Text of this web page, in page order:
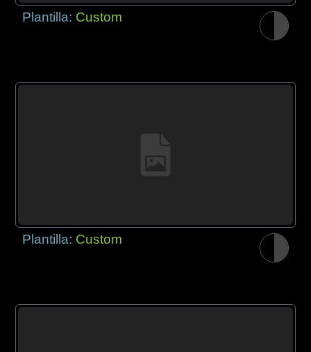
Plantilla: Custom
Plantilla: Custom